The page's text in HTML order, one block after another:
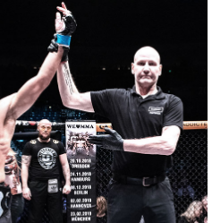
HÄRTESTEN
FIGHTER